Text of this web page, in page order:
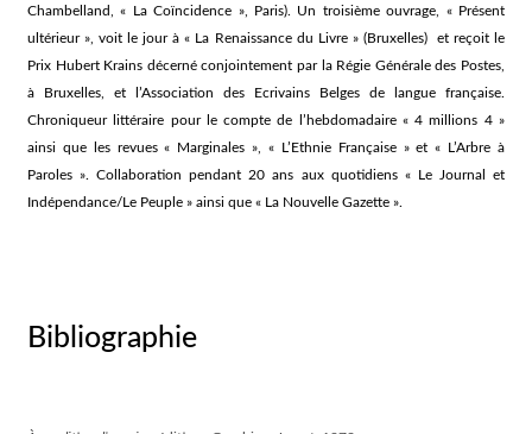
Chambelland, « La Coïncidence », Paris). Un troisième ouvrage, « Présent
ultérieur », voit le jour à « La Renaissance du Livre » (Bruxelles) et reçoit le
Prix Hubert Krains décerné conjointement par la Régie Générale des Postes,
à Bruxelles, et l’Association des Ecrivains Belges de langue française.
Chroniqueur littéraire pour le compte de l’hebdomadaire « 4 millions 4 »
ainsi que les revues « Marginales », « L’Ethnie Française » et « L’Arbre à
Paroles ». Collaboration pendant 20 ans aux quotidiens « Le Journal et
Indépendance/Le Peuple » ainsi que « La Nouvelle Gazette ».
Bibliographie